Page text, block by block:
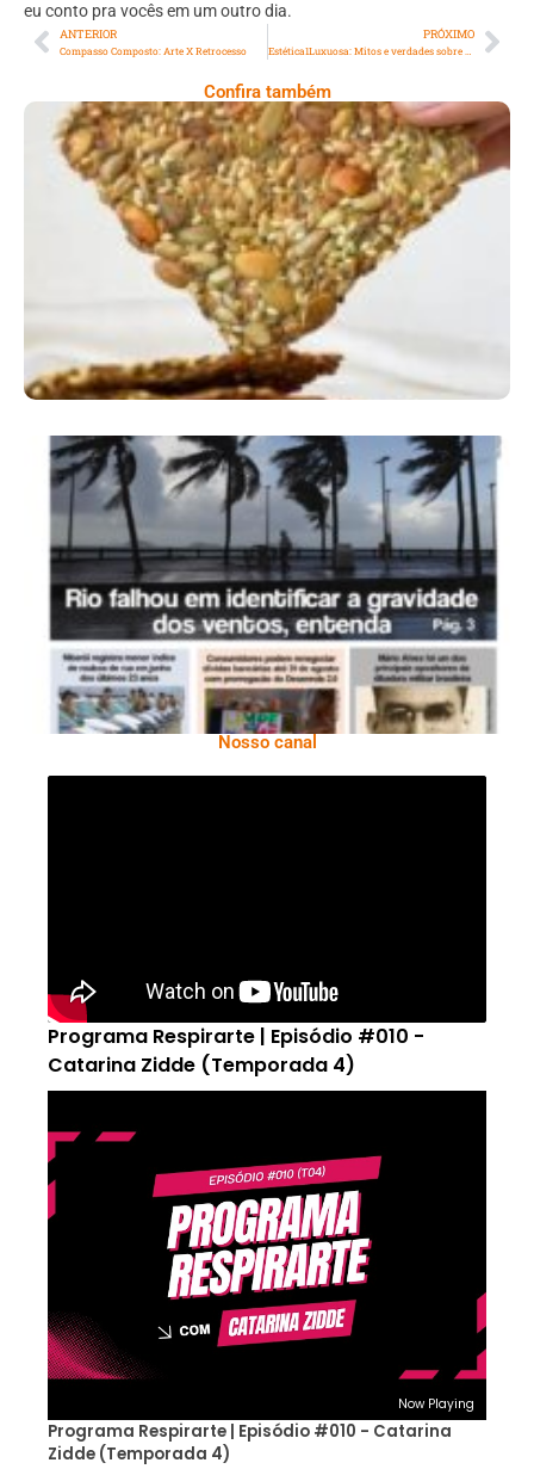
eu conto pra vocês em um outro dia.
ANTERIOR
Compasso Composto: Arte X Retrocesso
PRÓXIMO
Confira também
Comer Bem: Cracker De Sementes
Ano X – Número 366 01 A 07 De Agosto De
2026
Nosso canal
Programa Respirarte | Episódio #010 -
Catarina Zidde (Temporada 4)
Now Playing
Programa Respirarte | Episódio #010 - Catarina
Zidde (Temporada 4)